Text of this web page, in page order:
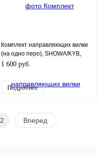
Комплект направляющих вилки
(на одно перо), SHOWA/KYB,
OTOM, 47мм
1 600 руб.
Подробнее
2 Вперед